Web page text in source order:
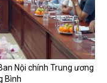
Nội chính Trung ương
Bình